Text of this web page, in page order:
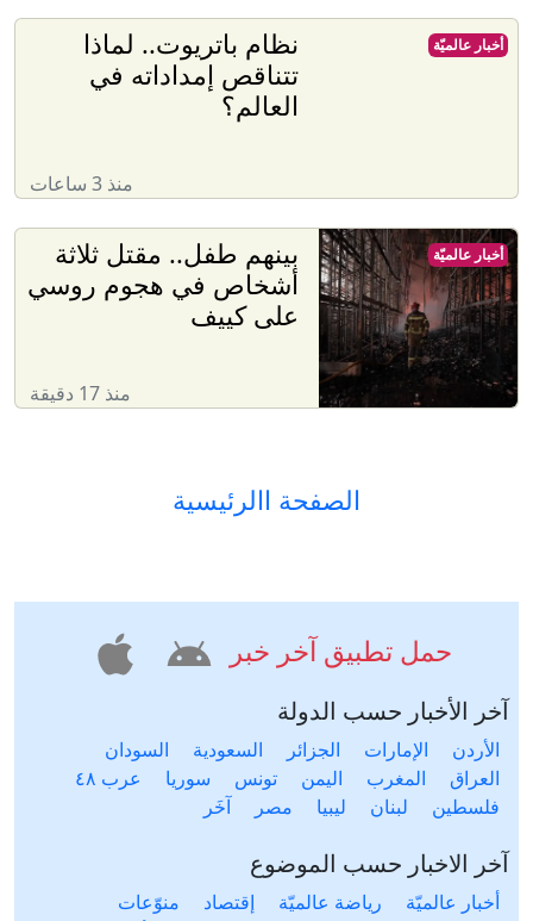
نظام باتريوت.. لماذا
تتناقص إمداداته في
العالم؟
منذ 3 ساعات
أخبار عالميّة
بينهم طفل.. مقتل ثلاثة
أشخاص في هجوم روسي
على كييف
منذ 17 دقيقة
أخبار عالميّة
الصفحة االرئيسية
حمل تطبيق آخر خبر
آخر الأخبار حسب الدولة
الأردن الإمارات الجزائر السعودية
السودان
العراق
المغرب اليمن تونس سوريا
عرب ٤٨
فلسطين
لبنان ليبيا مصر آخَر
آخر الاخبار حسب الموضوع
أخبار عالميّة رياضة عالميّة إقتصاد
منوّعات